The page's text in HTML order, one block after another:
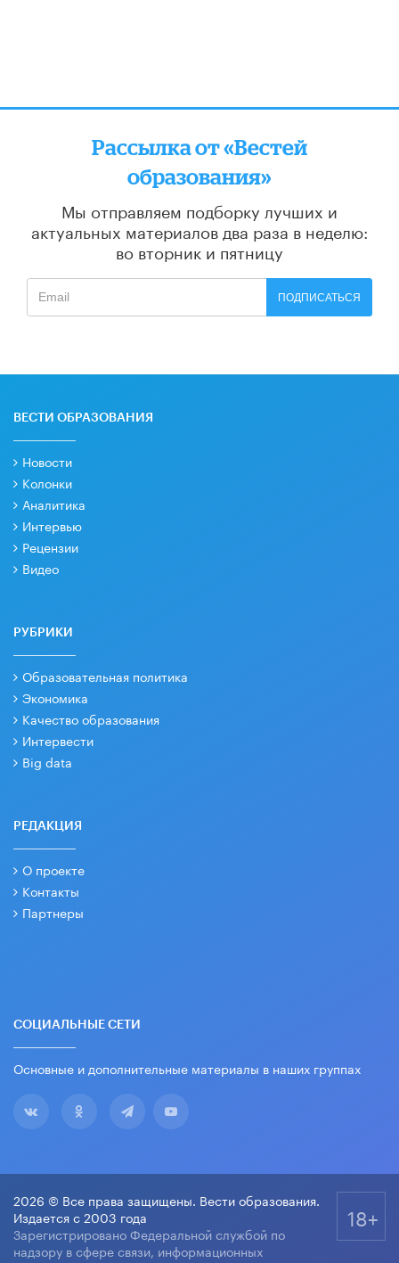
Рассылка от «Вестей
образования»
Мы отправляем подборку лучших и
актуальных материалов два раза в неделю:
во вторник и пятницу
ПОДПИСАТЬСЯ
ВЕСТИ ОБРАЗОВАНИЯ
Новости
Колонки
Аналитика
Интервью
Рецензии
Видео
РУБРИКИ
Образовательная политика
Экономика
Качество образования
Интервести
Big data
РЕДАКЦИЯ
О проекте
Контакты
Партнеры
СОЦИАЛЬНЫЕ СЕТИ
Основные и дополнительные материалы в наших группах
2026 © Все права защищены. Вести образования.
Издается с 2003 года
Зарегистрировано Федеральной службой по
надзору в сфере связи, информационных
18+